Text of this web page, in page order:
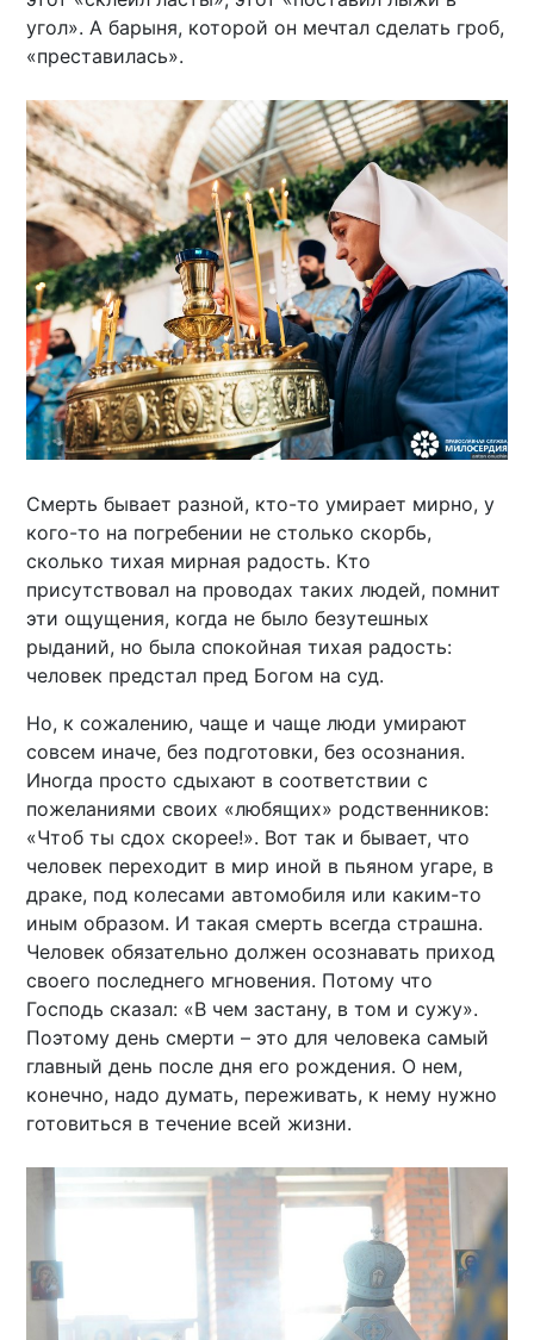
угол». А барыня, которой он мечтал сделать гроб,
«преставилась».
Смерть бывает разной, кто-то умирает мирно, у
кого-то на погребении не столько скорбь,
сколько тихая мирная радость. Кто
присутствовал на проводах таких людей, помнит
эти ощущения, когда не было безутешных
рыданий, но была спокойная тихая радость:
человек предстал пред Богом на суд.
Но, к сожалению, чаще и чаще люди умирают
совсем иначе, без подготовки, без осознания.
Иногда просто сдыхают в соответствии с
пожеланиями своих «любящих» родственников:
«Чтоб ты сдох скорее!». Вот так и бывает, что
человек переходит в мир иной в пьяном угаре, в
драке, под колесами автомобиля или каким-то
иным образом. И такая смерть всегда страшна.
Человек обязательно должен осознавать приход
своего последнего мгновения. Потому что
Господь сказал: «В чем застану, в том и сужу».
Поэтому день смерти – это для человека самый
главный день после дня его рождения. О нем,
конечно, надо думать, переживать, к нему нужно
готовиться в течение всей жизни.